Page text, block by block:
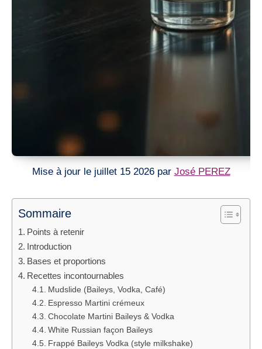
Mise à jour le juillet 15 2026 par José PEREZ
Sommaire
Points à retenir
Introduction
Bases et proportions
Recettes incontournables
Mudslide (Baileys, Vodka, Café)
Espresso Martini crémeux
Chocolate Martini Baileys & Vodka
White Russian façon Baileys
Frappé Baileys Vodka (style milkshake)